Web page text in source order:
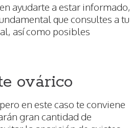
ayudarte a estar informado,
que consultes a tu
así como posibles
ovárico
en este caso te conviene
gran cantidad de